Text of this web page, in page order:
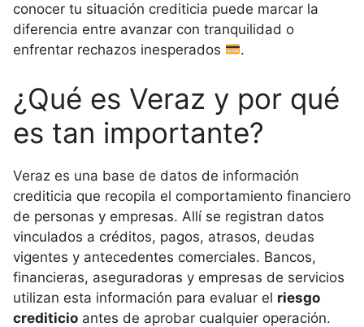
conocer tu situación crediticia puede marcar la
diferencia entre avanzar con tranquilidad o
enfrentar rechazos inesperados
.
¿Qué es Veraz y por qué
es tan importante?
Veraz es una base de datos de información
crediticia que recopila el comportamiento financiero
de personas y empresas. Allí se registran datos
vinculados a créditos, pagos, atrasos, deudas
vigentes y antecedentes comerciales. Bancos,
financieras, aseguradoras y empresas de servicios
utilizan esta información para evaluar el riesgo
crediticio antes de aprobar cualquier operación.